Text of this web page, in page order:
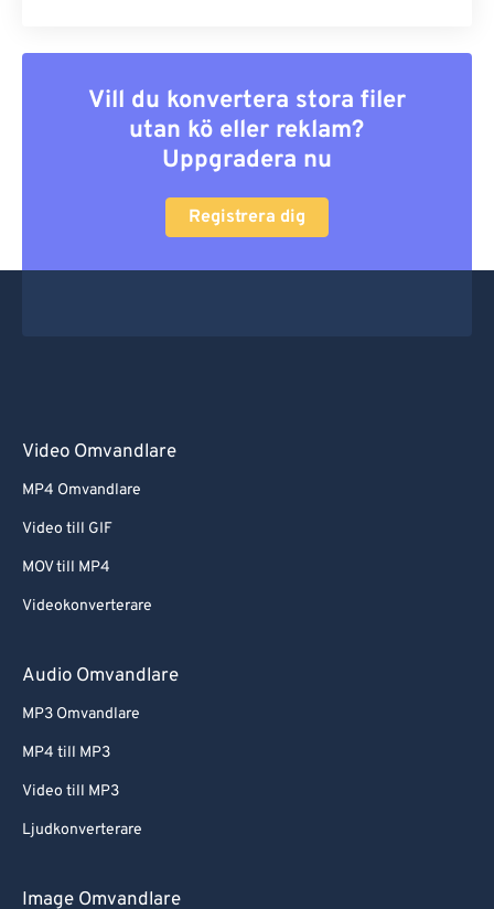
Vill du konvertera stora filer
utan kö eller reklam?
Uppgradera nu
Registrera dig
Video Omvandlare
MP4 Omvandlare
Video till GIF
MOV till MP4
Videokonverterare
Audio Omvandlare
MP3 Omvandlare
MP4 till MP3
Video till MP3
Ljudkonverterare
Image Omvandlare